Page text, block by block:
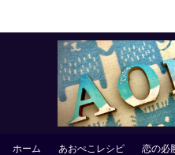
ホーム あおぺこレシピ 恋の必